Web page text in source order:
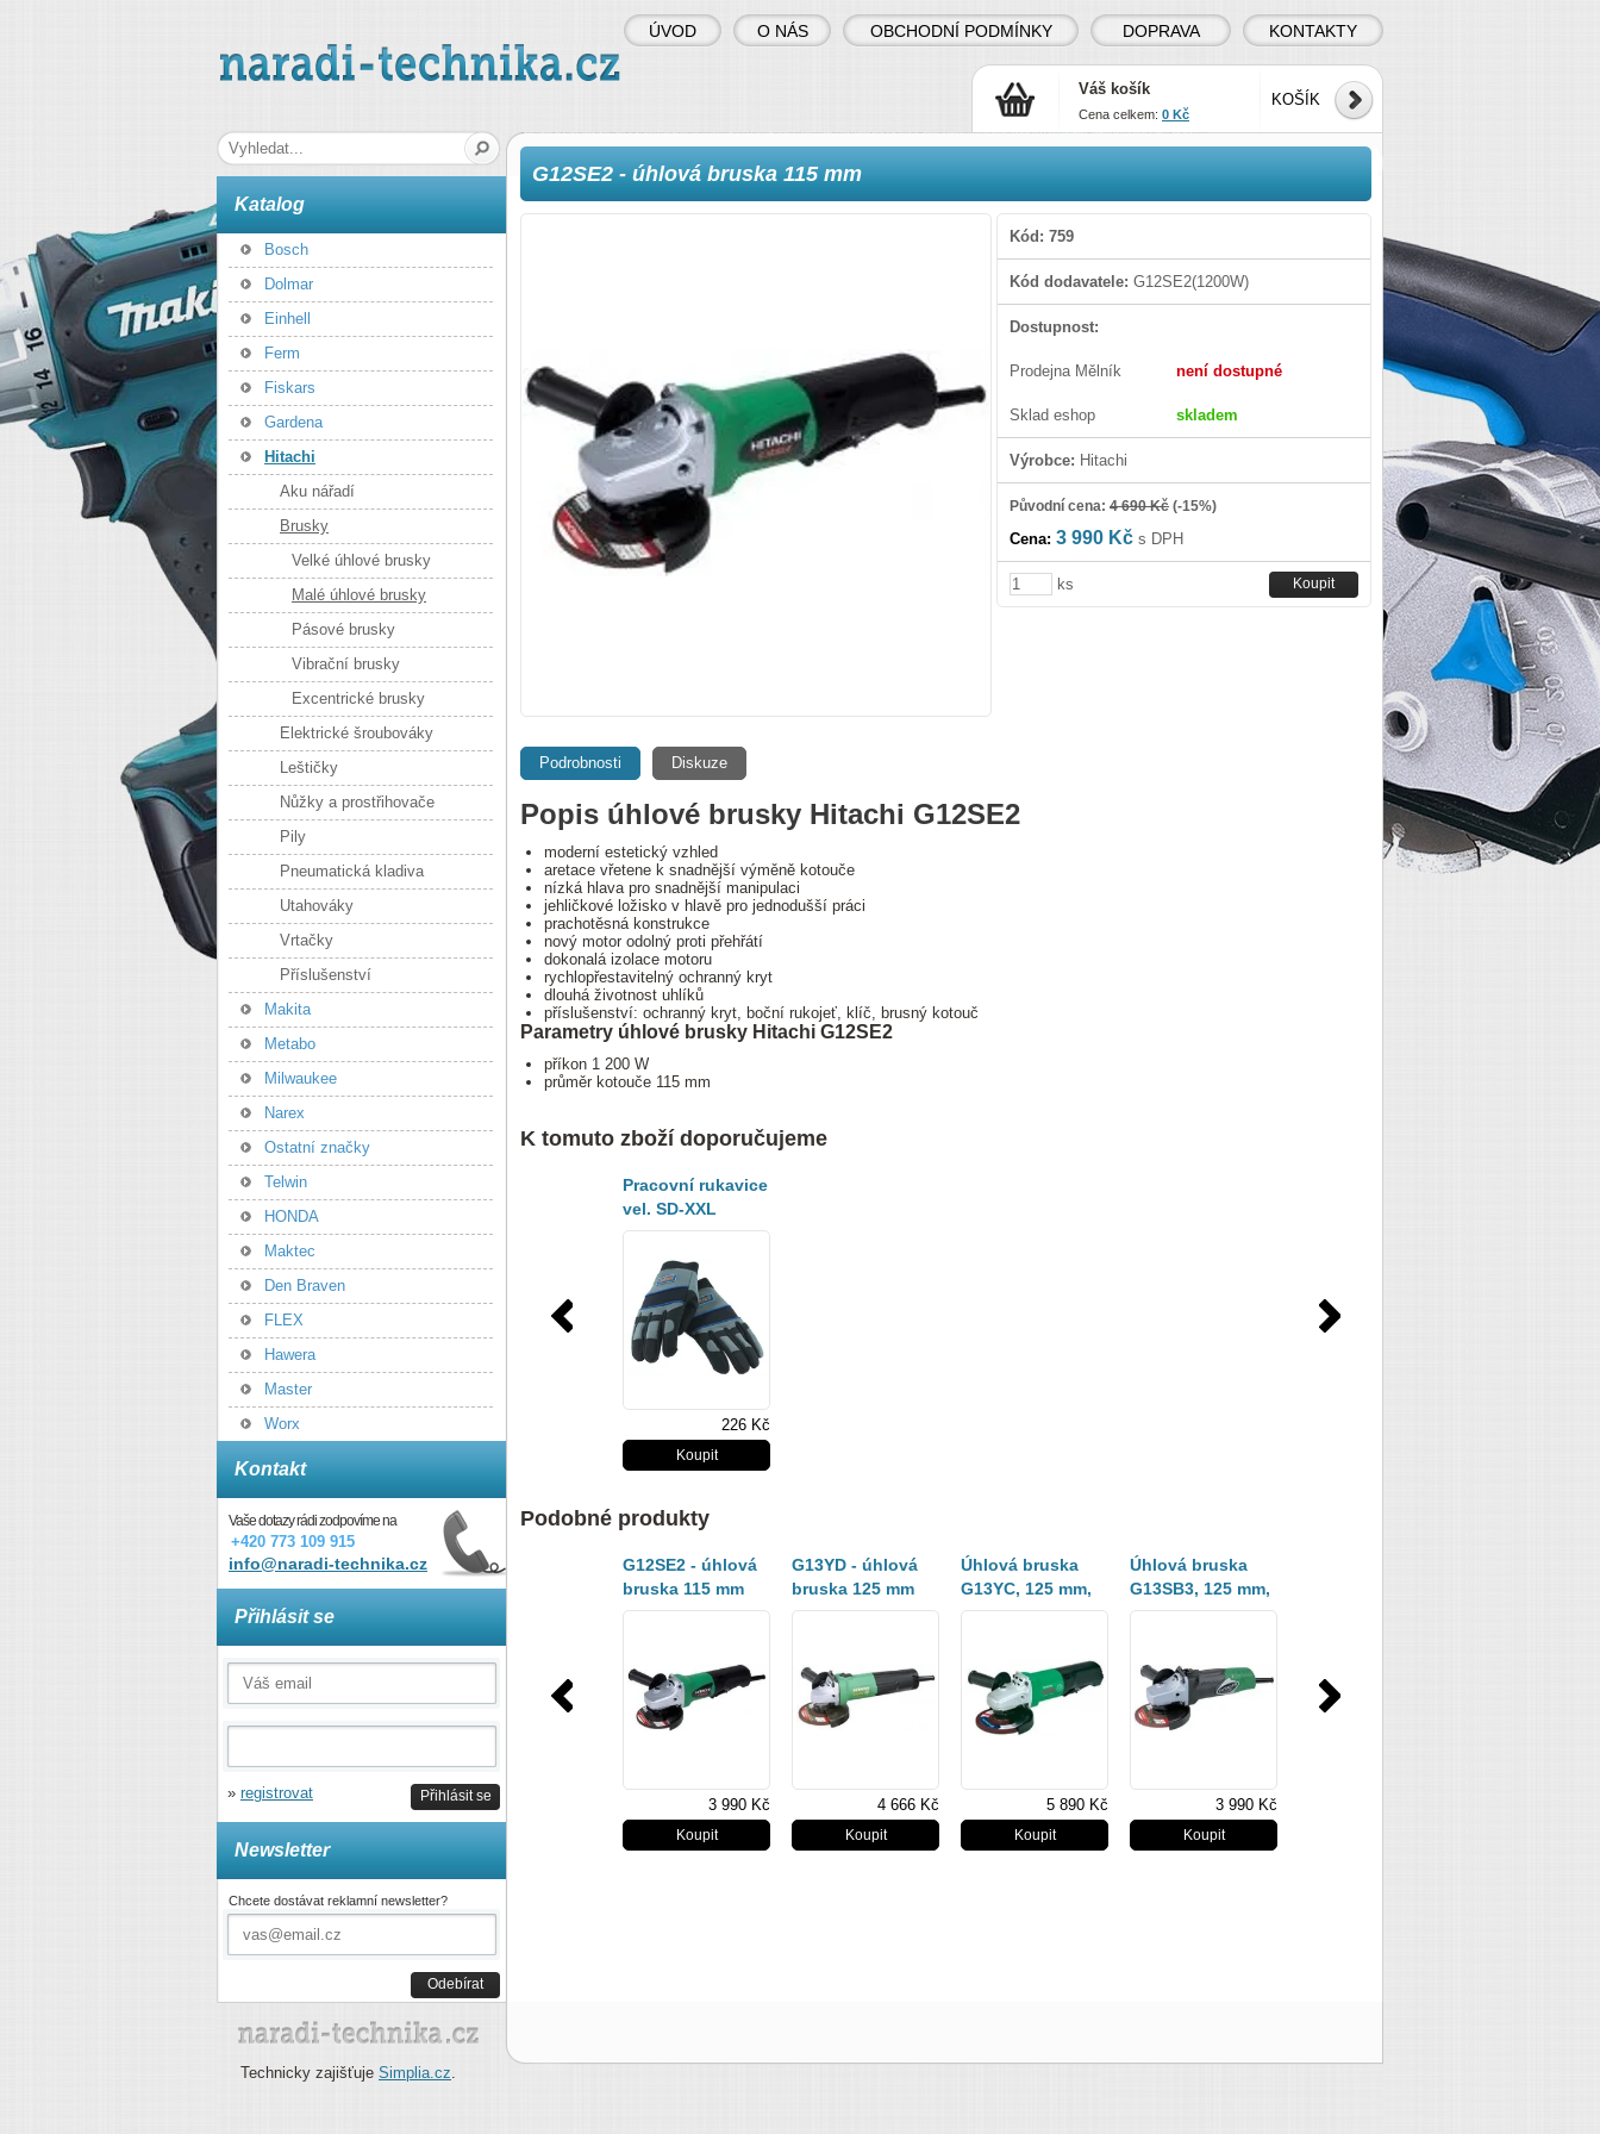
naradi-technika.cz
G12SE2 - úhlová bruska 115 mm
Kód: 759
Kód dodavatele: G12SE2(1200W)
Dostupnost:
Prodejna Mělník není dostupné
Sklad eshop skladem
Výrobce: Hitachi
Původní cena: 4 690 Kč (-15%)
Cena: 3 990 Kč s DPH
ks
Podrobnosti Diskuze
Popis úhlové brusky Hitachi G12SE2
moderní estetický vzhled
aretace vřetene k snadnější výměně kotouče
nízká hlava pro snadnější manipulaci
jehličkové ložisko v hlavě pro jednodušší práci
prachotěsná konstrukce
nový motor odolný proti přehřátí
dokonalá izolace motoru
rychlopřestavitelný ochranný kryt
dlouhá životnost uhlíků
příslušenství: ochranný kryt, boční rukojeť, klíč, brusný kotouč
Parametry úhlové brusky Hitachi G12SE2
příkon 1 200 W
průměr kotouče 115 mm
K tomuto zboží doporučujeme
Pracovní rukavice
vel. SD-XXL
226 Kč
Podobné produkty
G12SE2 - úhlová
bruska 115 mm
3 990 Kč
G13YD - úhlová
bruska 125 mm
4 666 Kč
Úhlová bruska
G13YC, 125 mm,
HITACHI
5 890 Kč
Úhlová bruska
G13SB3, 125 mm,
HITACHI
3 990 Kč
Katalog
Bosch
Dolmar
Einhell
Ferm
Fiskars
Gardena
Hitachi
Aku nářadí
Brusky
Velké úhlové brusky
Malé úhlové brusky
Pásové brusky
Vibrační brusky
Excentrické brusky
Elektrické šroubováky
Leštičky
Nůžky a prostřihovače
Pily
Pneumatická kladiva
Utahováky
Vrtačky
Příslušenství
Makita
Metabo
Milwaukee
Narex
Ostatní značky
Telwin
HONDA
Maktec
Den Braven
FLEX
Hawera
Master
Worx
Kontakt
Vaše dotazy rádi zodpovíme na
+420 773 109 915
info@naradi-technika.cz
Přihlásit se
Přihlásit se
» registrovat
Newsletter
Chcete dostávat reklamní newsletter?
Odebírat
ÚVOD O NÁS OBCHODNÍ PODMÍNKY DOPRAVA KONTAKTY
Hledaná fráze
KOŠÍK
Váš košík
Cena celkem: 0 Kč
Technicky zajišťuje Simplia.cz.